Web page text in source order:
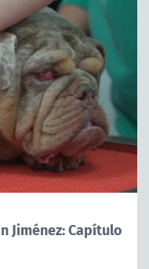
Jiménez: Capítulo